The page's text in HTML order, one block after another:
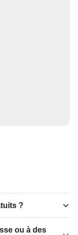
?
ou à des